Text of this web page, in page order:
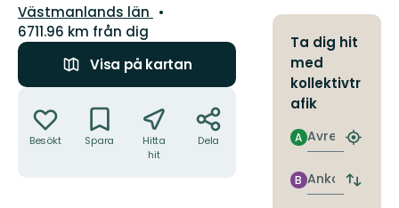
Län:
Västmanlands län
6711.96 km från dig
Visa på kartan
Besökt Spara
Hitta
hit
Dela
Ta dig hit
med
kollektivtr
afik
Avresa
A
Hitta
Ankomst
B
Byt